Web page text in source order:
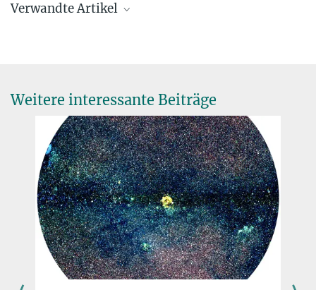
Generalverwaltung der Max-Planck-Gesellschaft, München
Verwandte Artikel
Erste Bilder des Vera C. Rubin Observatoriums
23. JUNI 2025
Die ersten Bilder sind größer und tiefer als je zuvor, sie zeigen
Ausschnitte der Milchstraße und des tiefen Universums.
Astronominnen und Astronomen der Max-Planck-Gesellschaft
berichten von ihrer geplanten Forschung
Weitere interessante Beiträge